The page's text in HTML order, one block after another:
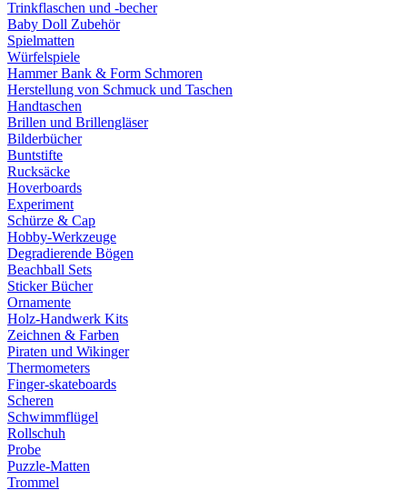
Trinkflaschen und -becher
Baby Doll Zubehör
Spielmatten
Würfelspiele
Hammer Bank & Form Schmoren
Herstellung von Schmuck und Taschen
Handtaschen
Brillen und Brillengläser
Bilderbücher
Buntstifte
Rucksäcke
Hoverboards
Experiment
Schürze & Cap
Hobby-Werkzeuge
Degradierende Bögen
Beachball Sets
Sticker Bücher
Ornamente
Holz-Handwerk Kits
Zeichnen & Farben
Piraten und Wikinger
Thermometers
Finger-skateboards
Scheren
Schwimmflügel
Rollschuh
Probe
Puzzle-Matten
Trommel